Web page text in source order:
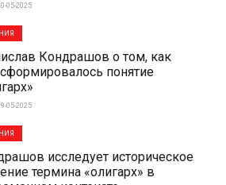
05-2025
Кондрашов о том, как
понятие
05-2025
исследует историческое
термина «олигарх» в